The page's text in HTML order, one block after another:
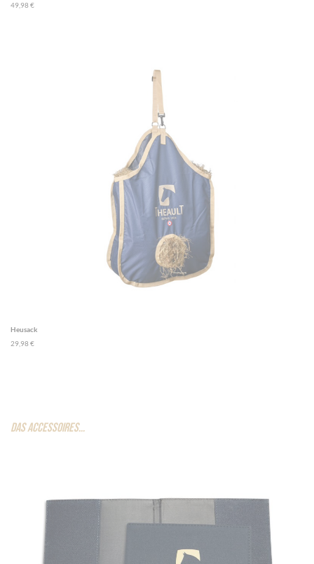
49,98 €
Heusack
29,98 €
DASACCESSOIRES…
Cookie-Einstellungen